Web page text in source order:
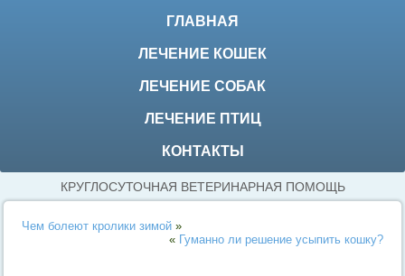
ГЛАВНАЯ
ЛЕЧЕНИЕ КОШЕК
ЛЕЧЕНИЕ СОБАК
ЛЕЧЕНИЕ ПТИЦ
КОНТАКТЫ
КРУГЛОСУТОЧНАЯ ВЕТЕРИНАРНАЯ ПОМОЩЬ
Чем болеют кролики зимой »
« Гуманно ли решение усыпить кошку?